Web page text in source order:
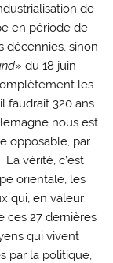
de
en période de
décennies, sinon
» du 18 juin
les
320 ans…
nous est
opposable, par
La vérité, c’est
orientale, les
qui, en valeur
ces 27 dernières
qui vivent
par la politique,